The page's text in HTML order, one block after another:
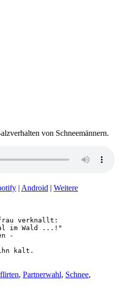
von Schneemännern.
| Android | Weitere
verknallt:
im Wald ...!"
-
kalt.
flirten, Partnerwahl, Schnee,